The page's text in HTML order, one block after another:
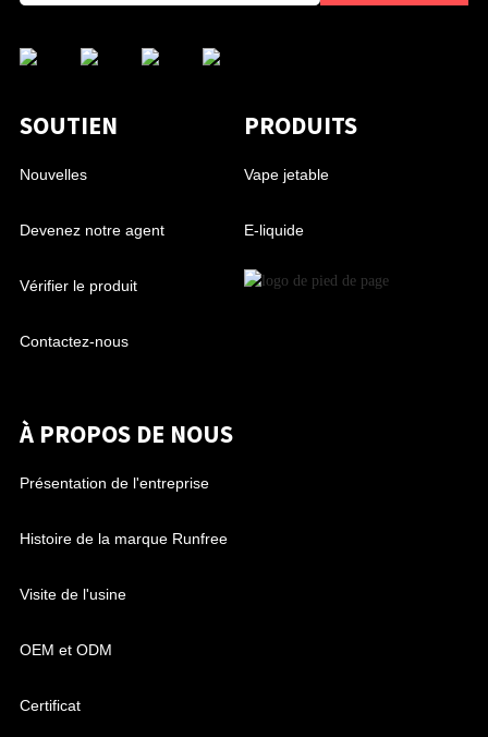
SOUTIEN
Nouvelles
Devenez notre agent
Vérifier le produit
Contactez-nous
PRODUITS
Vape jetable
E-liquide
À PROPOS DE NOUS
Présentation de l'entreprise
Histoire de la marque Runfree
Visite de l'usine
OEM et ODM
Certificat